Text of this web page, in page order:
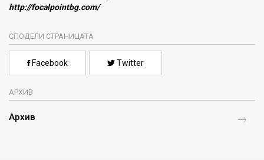
http://focalpointbg.com/
СПОДЕЛИ СТРАНИЦАТА
Facebook Twitter
АРХИВ
Архив